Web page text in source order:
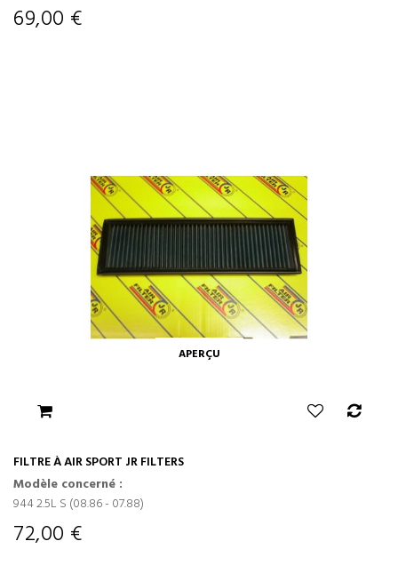
69,00 €
APERÇU
FILTRE À AIR SPORT JR FILTERS
Modèle concerné :
944 2.5L S (08.86 - 07.88)
72,00 €